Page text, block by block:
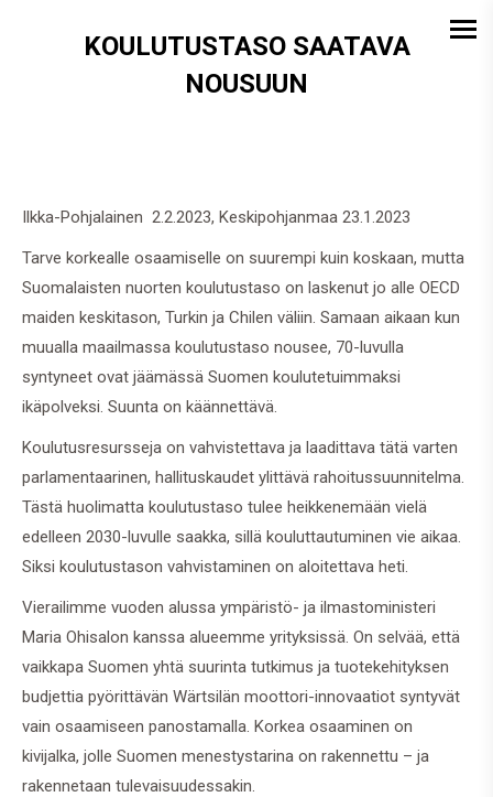
KOULUTUSTASO SAATAVA
NOUSUUN
Ilkka-Pohjalainen 2.2.2023, Keskipohjanmaa 23.1.2023
Tarve korkealle osaamiselle on suurempi kuin koskaan, mutta
Suomalaisten nuorten koulutustaso on laskenut jo alle OECD
maiden keskitason, Turkin ja Chilen väliin. Samaan aikaan kun
muualla maailmassa koulutustaso nousee, 70-luvulla
syntyneet ovat jäämässä Suomen koulutetuimmaksi
ikäpolveksi. Suunta on käännettävä.
Koulutusresursseja on vahvistettava ja laadittava tätä varten
parlamentaarinen, hallituskaudet ylittävä rahoitussuunnitelma.
Tästä huolimatta koulutustaso tulee heikkenemään vielä
edelleen 2030-luvulle saakka, sillä kouluttautuminen vie aikaa.
Siksi koulutustason vahvistaminen on aloitettava heti.
Vierailimme vuoden alussa ympäristö- ja ilmastoministeri
Maria Ohisalon kanssa alueemme yrityksissä. On selvää, että
vaikkapa Suomen yhtä suurinta tutkimus ja tuotekehityksen
budjettia pyörittävän Wärtsilän moottori-innovaatiot syntyvät
vain osaamiseen panostamalla. Korkea osaaminen on
kivijalka, jolle Suomen menestystarina on rakennettu – ja
rakennetaan tulevaisuudessakin.